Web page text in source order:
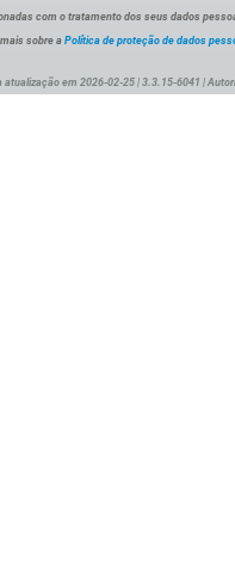
com o tratamento dos seus dados
sobre a Política de proteção de dados
atualização em 2026-02-25 | 3.3.15-6041 |